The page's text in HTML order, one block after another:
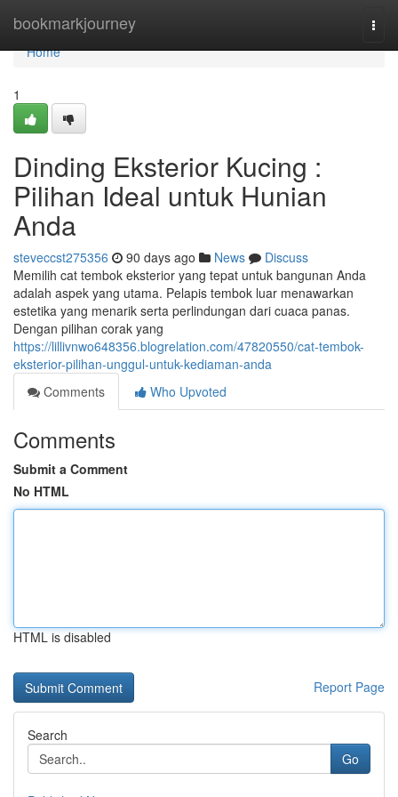
bookmarkjourney
Home
Home
1
Dinding Eksterior Kucing :
Pilihan Ideal untuk Hunian
Anda
steveccst275356 90 days ago News
Discuss
Memilih cat tembok eksterior yang tepat untuk bangunan Anda
adalah aspek yang utama. Pelapis tembok luar menawarkan
estetika yang menarik serta perlindungan dari cuaca panas.
Dengan pilihan corak yang
https://lillivnwo648356.blogrelation.com/47820550/cat-tembok-
eksterior-pilihan-unggul-untuk-kediaman-anda
Comments
Who Upvoted
Comments
Submit a Comment
No HTML
HTML is disabled
Report Page
Search
Go